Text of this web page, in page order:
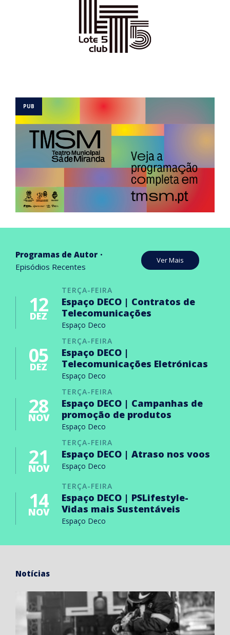
Programas de Autor
Episódios Recentes
Ver Mais
TERÇA-FEIRA
12
DEZ
Espaço DECO | Contratos de
Telecomunicações
Espaço Deco
TERÇA-FEIRA
05
DEZ
Espaço DECO |
Telecomunicações Eletrónicas
Espaço Deco
TERÇA-FEIRA
28
NOV
Espaço DECO | Campanhas de
promoção de produtos
Espaço Deco
TERÇA-FEIRA
21
NOV
Espaço DECO | Atraso nos voos
Espaço Deco
TERÇA-FEIRA
14
NOV
Espaço DECO | PSLifestyle-
Vidas mais Sustentáveis
Espaço Deco
Notícias